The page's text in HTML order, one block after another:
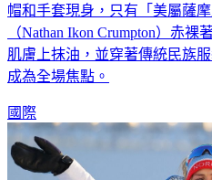
帽和手套現身，只有「美屬薩
（Nathan Ikon Crumpton）赤
肌膚上抹油，並穿著傳統民族
成為全場焦點。
國際